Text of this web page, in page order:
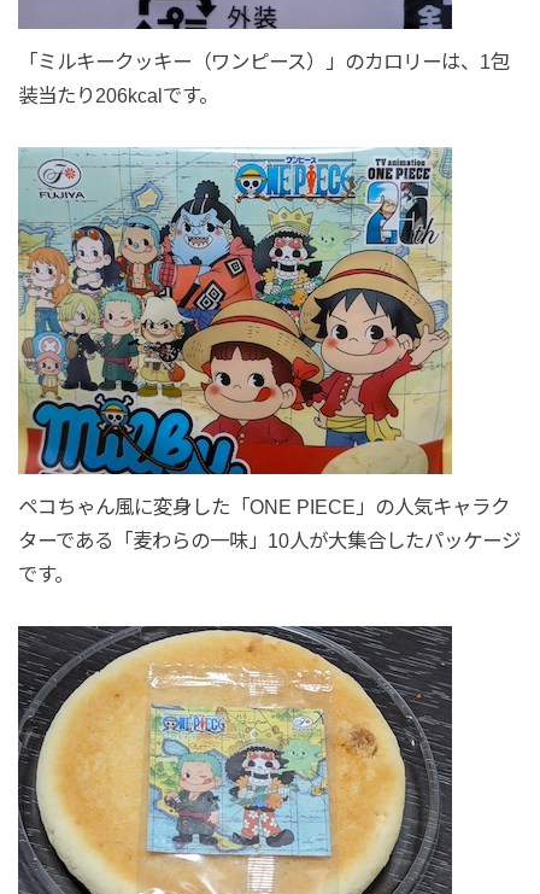
「ミルキークッキー（ワンピース）」のカロリーは、1包
装当たり206kcalです。
ペコちゃん風に変身した「ONE PIECE」の人気キャラク
ターである「麦わらの一味」10人が大集合したパッケージ
です。